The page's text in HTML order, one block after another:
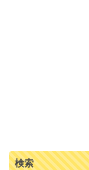
検索